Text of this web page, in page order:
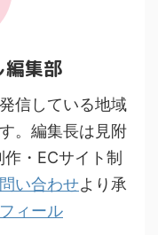
編集部
信している地域
。編集長は見附
・ECサイト制
い合わせより承
ィール